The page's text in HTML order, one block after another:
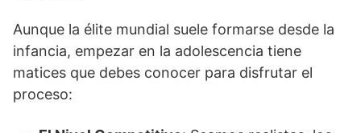
Aunque la élite mundial suele formarse desde la
infancia, empezar en la adolescencia tiene
matices que debes conocer para disfrutar el
proceso: